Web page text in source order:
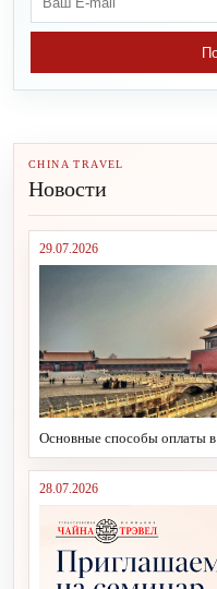
CHINA TRAVEL
Новости
29.07.2026
Основные способы оплаты
28.07.2026